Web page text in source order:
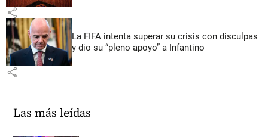
share
La FIFA intenta superar su crisis con disculpas
y dio su “pleno apoyo” a Infantino
share
Las más leídas